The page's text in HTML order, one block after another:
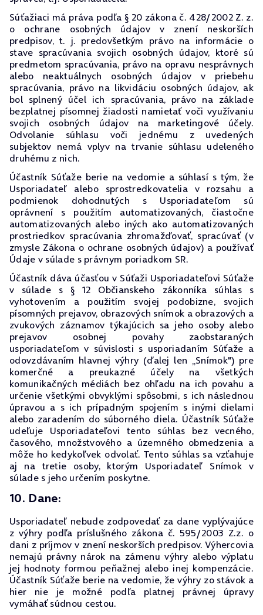
Súťažiaci má práva podľa § 20 zákona č. 428/2002 Z. z.
o ochrane osobných údajov v znení neskorších
predpisov, t. j. predovšetkým právo na informácie o
stave spracúvania svojich osobných údajov, ktoré sú
predmetom spracúvania, právo na opravu nesprávnych
alebo neaktuálnych osobných údajov v priebehu
spracúvania, právo na likvidáciu osobných údajov, ak
bol splnený účel ich spracúvania, právo na základe
bezplatnej písomnej žiadosti namietať voči využívaniu
svojich osobných údajov na marketingové účely.
Odvolanie súhlasu voči jednému z uvedených
subjektov nemá vplyv na trvanie súhlasu udeleného
druhému z nich.
Účastník Súťaže berie na vedomie a súhlasí s tým, že
Usporiadateľ alebo sprostredkovatelia v rozsahu a
podmienok dohodnutých s Usporiadateľom sú
oprávnení s použitím automatizovaných, čiastočne
automatizovaných alebo iných ako automatizovaných
prostriedkov spracúvania zhromažďovať, spracúvať (v
zmysle Zákona o ochrane osobných údajov) a používať
Údaje v súlade s právnym poriadkom SR.
Účastník dáva účasťou v Súťaži Usporiadateľovi Súťaže
v súlade s § 12 Občianskeho zákonníka súhlas s
vyhotovením a použitím svojej podobizne, svojich
písomných prejavov, obrazových snímok a obrazových a
zvukových záznamov týkajúcich sa jeho osoby alebo
prejavov osobnej povahy zaobstaraných
usporiadateľom v súvislosti s usporiadaním Súťaže a
odovzdávaním hlavnej výhry (ďalej len „Snímok") pre
komerčné a preukazné účely na všetkých
komunikačných médiách bez ohľadu na ich povahu a
určenie všetkými obvyklými spôsobmi, s ich následnou
úpravou a s ich prípadným spojením s inými dielami
alebo zaradením do súborného diela. Účastník Súťaže
udeľuje Usporiadateľovi tento súhlas bez vecného,
časového, množstvového a územného obmedzenia a
môže ho kedykoľvek odvolať. Tento súhlas sa vzťahuje
aj na tretie osoby, ktorým Usporiadateľ Snímok v
súlade s jeho určením poskytne.
10. Dane:
Usporiadateľ nebude zodpovedať za dane vyplývajúce
z výhry podľa príslušného zákona č. 595/2003 Z.z. o
dani z príjmov v znení neskorších predpisov. Výhercovia
nemajú právny nárok na zámenu výhry alebo výplatu
jej hodnoty formou peňažnej alebo inej kompenzácie.
Účastník Súťaže berie na vedomie, že výhry zo stávok a
hier nie je možné podľa platnej právnej úpravy
vymáhať súdnou cestou.